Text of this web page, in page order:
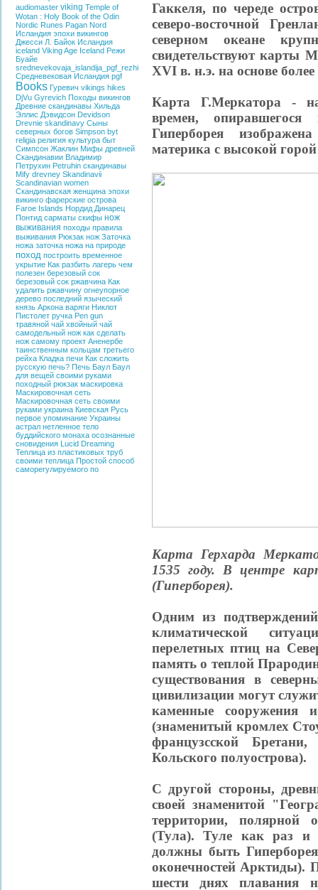
audiomaster viking Temple of
Wotan : Holy Book of the Odin
Nordic Runes Pagan Nord
Исландия эпохи викингов
Джесси Л. Байок Исландия
iceland Viking Age Iceland Режи
Буайе
srednevekovaja_islandija_pgf_rezhi
Средневековая Исландия pgf
Books Гуревич vikings hikes
DjVu Gyrevich Походы викингов
Древние скандинавы Хильда
Эллис Дэвидсон Devidson
Drevnie skandinavy Сыны
северных богов Simpson byt
religia религия культура быт
Симпсон Жаклин Мифы древней
Скандинавии Владимир
Петрухин Petruhin скандинавы
Mify drevney Skandinavii
Scandinavian women
Скандинавская женщина эпохи
викинго фарерские острова
Faroe Islands Нордид Динарец
Понтид сарматы скифы нож
выживания походы правила
выживания Рюкзак нож Заточка
ножа заточка ножа на природе
поход построить временное
укрытие Как разбить лагерь чем
полезен березовый сок
березовый сок ржавчина Как
удалить ржавчину огнеупорное
дерево последний языческий
князь Аркона варяги Никлот
Пистолет ручка Pen gun
травяной чай хвойный чай
самодельный нож как сделать
нож самому проект Аненербе
таинственным кольцам третьего
рейха Кладка печи Как сложить
русскую печь? Печь Баул Баул
для вещей своими руками
походный рюкзак маскировка
Маскировочная сеть
Маскировочная сеть своими
руками украина Киевская Русь
первое упоминание Украины
астрал нетленное тело
буддийского монаха осознанные
сновидения Lucid Dreaming
Теплица из пластиковых труб
своими теплица Простой способ
саморегулируемого по
Гаккеля, по череде
северо-восточной
северном океане
свидетельствуют карты
XVI в. н.э. на основе
Карта Г.Меркатора -
времен,
Гиперборея
материка с высокой
Карта Герхарда
1535 году. В центре
(Гиперборея).
Одним из
климатической
перелетных птиц на
память о теплой
существования в
цивилизации могут
каменные сооружения
(знаменитый кромлех
французсской
Кольского полуострова).
С другой стороны,
своей знаменитой
территории, полярной
(Тула). Туле как раз и
должны быть
оконечностей Арктиды).
шести днях плавания